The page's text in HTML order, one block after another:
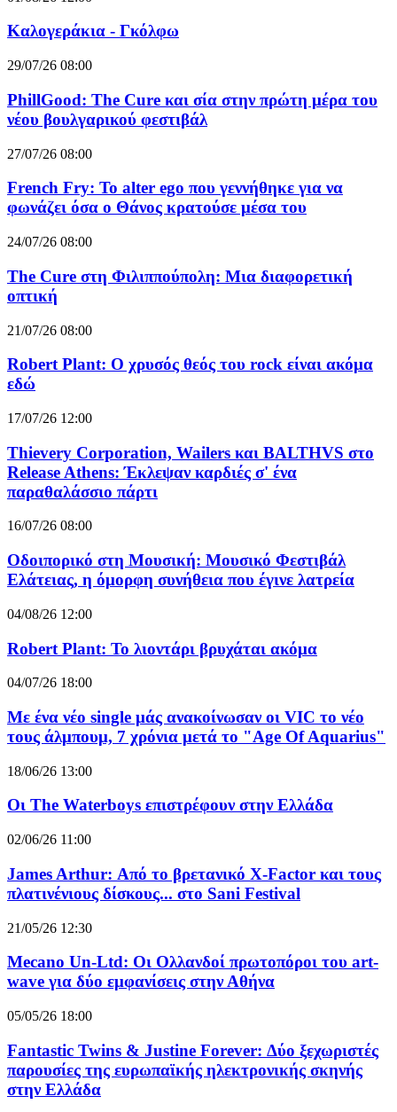
Καλογεράκια - Γκόλφω
29/07/26 08:00
PhillGood: The Cure και σία στην πρώτη μέρα του
νέου βουλγαρικού φεστιβάλ
27/07/26 08:00
French Fry: Το alter ego που γεννήθηκε για να
φωνάζει όσα ο Θάνος κρατούσε μέσα του
24/07/26 08:00
The Cure στη Φιλιππούπολη: Μια διαφορετική
οπτική
21/07/26 08:00
Robert Plant: Ο χρυσός θεός του rock είναι ακόμα
εδώ
17/07/26 12:00
Thievery Corporation, Wailers και BALTHVS στο
Release Athens: Έκλεψαν καρδιές σ' ένα
παραθαλάσσιο πάρτι
16/07/26 08:00
Οδοιπορικό στη Μουσική: Μουσικό Φεστιβάλ
Ελάτειας, η όμορφη συνήθεια που έγινε λατρεία
04/08/26 12:00
Robert Plant: Το λιοντάρι βρυχάται ακόμα
04/07/26 18:00
Με ένα νέο single μάς ανακοίνωσαν οι VIC το νέο
τους άλμπουμ, 7 χρόνια μετά το "Age Of Aquarius"
18/06/26 13:00
Οι The Waterboys επιστρέφουν στην Ελλάδα
02/06/26 11:00
James Arthur: Από το βρετανικό X-Factor και τους
πλατινένιους δίσκους... στο Sani Festival
21/05/26 12:30
Mecano Un-Ltd: Οι Ολλανδοί πρωτοπόροι του art-
wave για δύο εμφανίσεις στην Αθήνα
05/05/26 18:00
Fantastic Twins & Justine Forever: Δύο ξεχωριστές
παρουσίες της ευρωπαϊκής ηλεκτρονικής σκηνής
στην Ελλάδα